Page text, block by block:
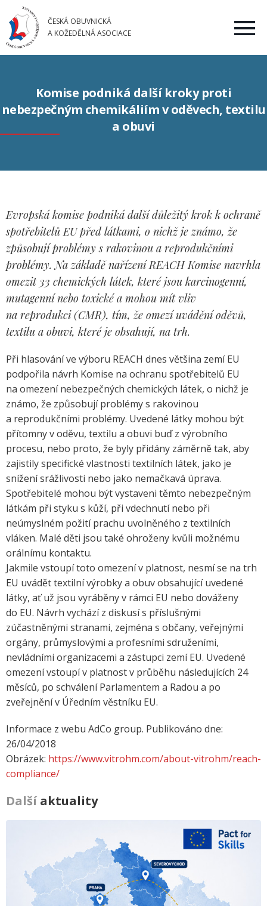
ČESKÁ OBUVNICKÁ
A KOŽEDĚLNÁ ASOCIACE
Komise podniká další kroky proti
nebezpečným chemikáliím v oděvech, textilu
a obuvi
Evropská komise podniká další důležitý krok k ochraně
spotřebitelů EU před látkami, o nichž je známo, že
způsobují problémy s rakovinou a reprodukčními
problémy. Na základě nařízení REACH Komise navrhla
omezit 33 chemických látek, které jsou karcinogenní,
mutagenní nebo toxické a mohou mít vliv
na reprodukci (CMR), tím, že omezí uvádění oděvů,
textilu a obuvi, které je obsahují, na trh.
Při hlasování ve výboru REACH dnes většina zemí EU
podpořila návrh Komise na ochranu spotřebitelů EU
na omezení nebezpečných chemických látek, o nichž je
známo, že způsobují problémy s rakovinou
a reprodukčními problémy. Uvedené látky mohou být
přítomny v oděvu, textilu a obuvi buď z výrobního
procesu, nebo proto, že byly přidány záměrně tak, aby
zajistily specifické vlastnosti textilních látek, jako je
snížení srážlivosti nebo jako nemačkavá úprava.
Spotřebitelé mohou být vystaveni těmto nebezpečným
látkám při styku s kůží, při vdechnutí nebo při
neúmyslném požití prachu uvolněného z textilních
vláken. Malé děti jsou také ohroženy kvůli možnému
orálnímu kontaktu.
Jakmile vstoupí toto omezení v platnost, nesmí se na trh
EU uvádět textilní výrobky a obuv obsahující uvedené
látky, ať už jsou vyráběny v rámci EU nebo dováženy
do EU. Návrh vychází z diskusí s příslušnými
zúčastněnými stranami, zejména s občany, veřejnými
orgány, průmyslovými a profesními sdruženími,
nevládními organizacemi a zástupci zemí EU. Uvedené
omezení vstoupí v platnost v průběhu následujících 24
měsíců, po schválení Parlamentem a Radou a po
zveřejnění v Úředním věstníku EU.
Informace z webu AdCo group. Publikováno dne:
26/04/2018
Obrázek: https://www.vitrohm.com/about-vitrohm/reach-
compliance/
Další aktuality